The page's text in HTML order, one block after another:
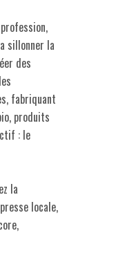
sillonner la
des
fabriquant
produits
: le
la
locale,